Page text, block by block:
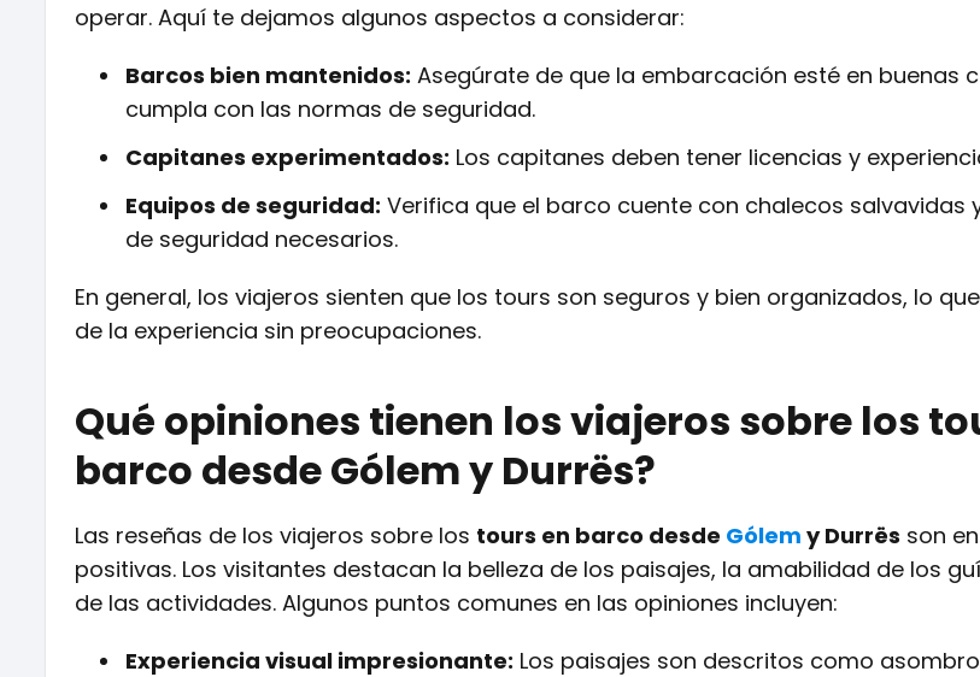
operar. Aquí te dejamos algunos aspectos a considerar:
Barcos bien mantenidos: Asegúrate de que la embarcación esté en buenas
cumpla con las normas de seguridad.
Capitanes experimentados: Los capitanes deben tener licencias y
Equipos de seguridad: Verifica que el barco cuente con chalecos salvavidas
de seguridad necesarios.
En general, los viajeros sienten que los tours son seguros y bien organizados, lo
de la experiencia sin preocupaciones.
Qué opiniones tienen los viajeros sobre los
barco desde Gólem y Durrës?
Las reseñas de los viajeros sobre los tours en barco desde Gólem y Durrës son
positivas. Los visitantes destacan la belleza de los paisajes, la amabilidad de los
de las actividades. Algunos puntos comunes en las opiniones incluyen:
Experiencia visual impresionante: Los paisajes son descritos como